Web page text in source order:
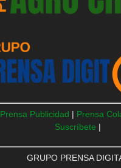
Prensa Publicidad | Prensa
Suscríbete |
GRUPO PRENSA